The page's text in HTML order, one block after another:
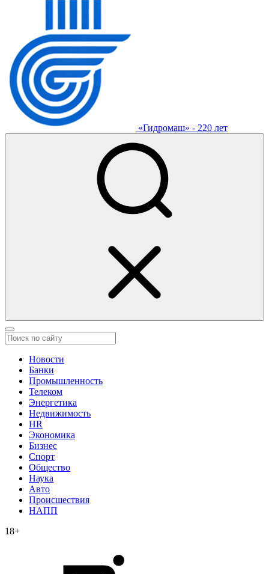
«Гидромаш» - 220 лет
Новости
Банки
Промышленность
Телеком
Энергетика
Недвижимость
HR
Экономика
Бизнес
Спорт
Общество
Наука
Авто
Происшествия
НАПП
18+